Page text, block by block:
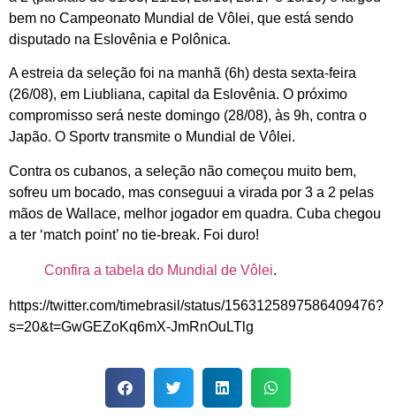
bem no Campeonato Mundial de Vôlei, que está sendo
disputado na Eslovênia e Polônica.
A estreia da seleção foi na manhã (6h) desta sexta-feira
(26/08), em Liubliana, capital da Eslovênia. O próximo
compromisso será neste domingo (28/08), às 9h, contra o
Japão. O Sportv transmite o Mundial de Vôlei.
Contra os cubanos, a seleção não começou muito bem,
sofreu um bocado, mas conseguui a virada por 3 a 2 pelas
mãos de Wallace, melhor jogador em quadra. Cuba chegou
a ter ‘match point’ no tie-break. Foi duro!
Confira a tabela do Mundial de Vôlei.
https://twitter.com/timebrasil/status/1563125897586409476?
s=20&t=GwGEZoKq6mX-JmRnOuLTlg